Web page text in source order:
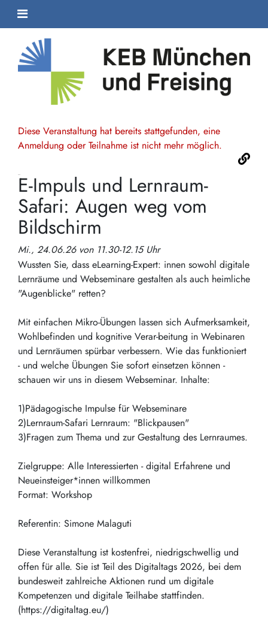
Diese Veranstaltung hat bereits stattgefunden, eine
Anmeldung oder Teilnahme ist nicht mehr möglich.
E-Impuls und Lernraum-
Safari: Augen weg vom
Bildschirm
Mi., 24.06.26 von 11.30-12.15 Uhr
Wussten Sie, dass eLearning-Expert: innen sowohl digitale
Lernräume und Webseminare gestalten als auch heimliche
"Augenblicke" retten?
Mit einfachen Mikro-Übungen lassen sich Aufmerksamkeit,
Wohlbefinden und kognitive Verar-beitung in Webinaren
und Lernräumen spürbar verbessern. Wie das funktioniert
- und welche Übungen Sie sofort einsetzen können -
schauen wir uns in diesem Webseminar. Inhalte:
1)Pädagogische Impulse für Webseminare
2)Lernraum-Safari Lernraum: "Blickpausen"
3)Fragen zum Thema und zur Gestaltung des Lernraumes.
Zielgruppe: Alle Interessierten - digital Erfahrene und
Neueinsteiger*innen willkommen
Format: Workshop
Referentin: Simone Malaguti
Diese Veranstaltung ist kostenfrei, niedrigschwellig und
offen für alle. Sie ist Teil des Digitaltags 2026, bei dem
bundesweit zahlreiche Aktionen rund um digitale
Kompetenzen und digitale Teilhabe stattfinden.
(https://digitaltag.eu/)